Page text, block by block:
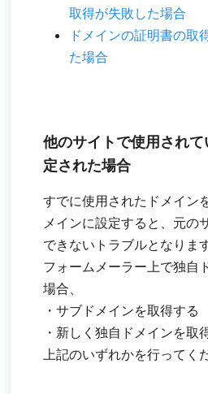
取得が失敗した場合
ドメインの証明書の取
た場合
他のサイトで使用され
定された場合
すでに使用されたドメイン
メインに設定すると、元の
できないトラブルとなります
フォームメーラー上で独自
場合、
・サブドメインを取得する
・新しく独自ドメインを取
上記のいずれかを行ってく